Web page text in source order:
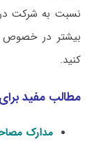
نسبت به شرکت در
بیشتر در خصوص
کنید.
مطالب مفید
مدارک